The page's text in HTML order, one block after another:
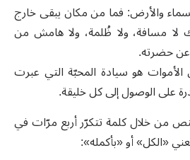
والأرض: فما من مكان يبقى خارج
لا مسافة، ولا ظُلمة، ولا هامش من
عن حضرته.
هو سيادة المحبّة التي عبرت
على الوصول إلى كل خليقة.
من خلال كلمة تتكرّر أربع مرّات في
«الكل» أو «بأكمله»: